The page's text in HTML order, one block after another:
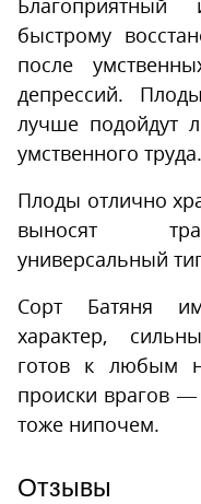
быстрому
после
депрессий.
лучше подойдут
умственного труда.
Плоды отлично
выносят
универсальный
Сорт Батяня
характер,
готов к любым
происки врагов
тоже нипочем.
Отзывы